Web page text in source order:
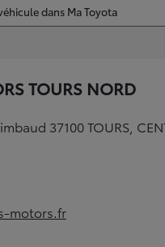
dans Ma Toyota
TOURS NORD
37100 TOURS,
new tab)
motors.fr
in new tab)